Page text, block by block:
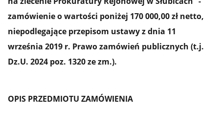
zamówienie o wartości poniżej 170 000,00 zł netto,
niepodlegające przepisom ustawy z dnia 11
września 2019 r. Prawo zamówień publicznych (t.j.
Dz.U. 2024 poz. 1320 ze zm.).
OPIS PRZEDMIOTU ZAMÓWIENIA